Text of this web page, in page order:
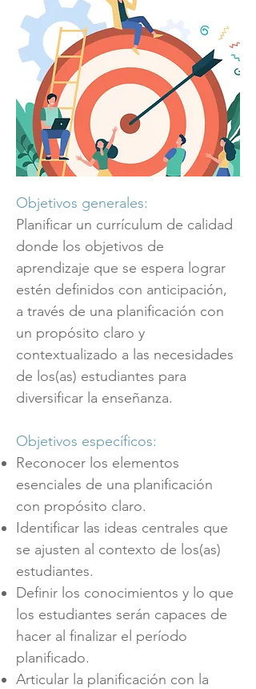
Objetivos generales:
Planificar un currículum de calidad
donde los objetivos de
aprendizaje que se espera lograr
estén definidos con anticipación,
a través de una planificación con
un propósito claro y
contextualizado a las necesidades
de los(as) estudiantes para
diversificar la enseñanza.
Objetivos específicos:
Reconocer los elementos
esenciales de una planificación
con propósito claro.
Identificar las ideas centrales que
se ajusten al contexto de los(as)
estudiantes.
Definir los conocimientos y lo que
los estudiantes serán capaces de
hacer al finalizar el período
planificado.
Articular la planificación con la